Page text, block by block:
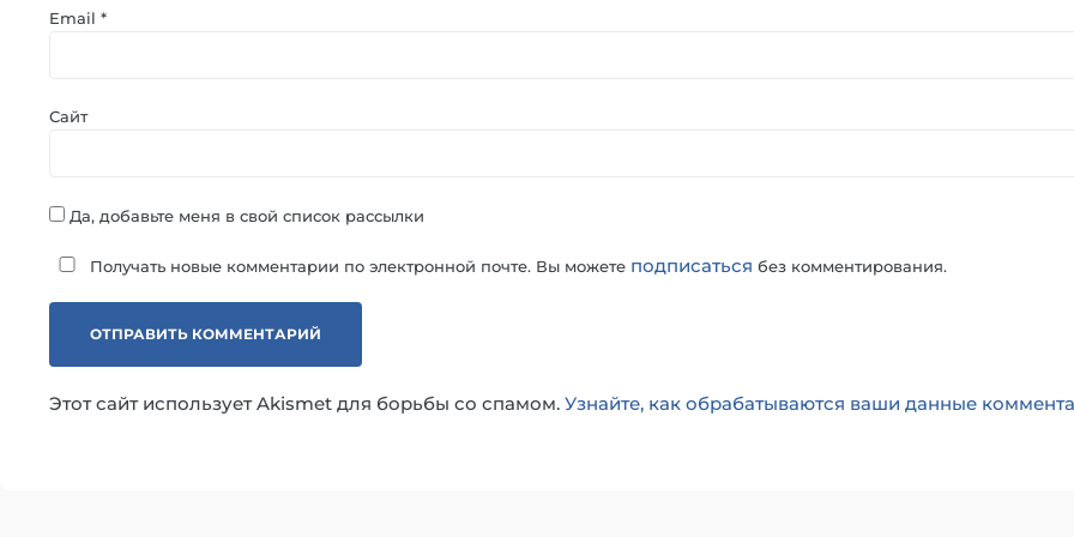
Email *
Сайт
Да, добавьте меня в свой список рассылки
Получать новые комментарии по электронной почте. Вы можете подписаться без комментирования.
Этот сайт использует Akismet для борьбы со спамом. Узнайте, как обрабатываются ваши данные